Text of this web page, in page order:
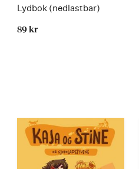
Lydbok (nedlastbar)
89 kr